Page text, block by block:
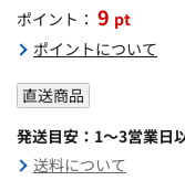
ポイント： 9 pt
ポイントについて
直送商品
発送目安：1～3営業日
送料について